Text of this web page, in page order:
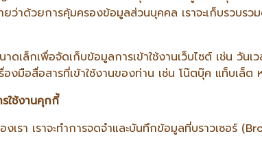
าด้วยการคุ้มครองข้อมูลส่วนบุคคล เราจะเก็บรวบร
ดเล็กเพื่อจัดเก็บข้อมูลการเข้าใช้งานเว็บไซต์ เช่น วัน
มือสื่อสารที่เข้าใช้งานของท่าน เช่น โน๊ตบุ๊ค แท็บเล็ต
ใช้งานคุกกี้
งเรา เราจะทำการจดจำและบันทึกข้อมูลที่บราวเซอร์